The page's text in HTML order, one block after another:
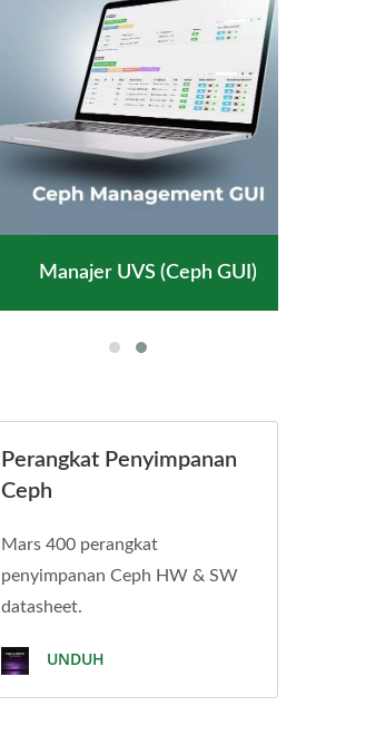
Manajer UVS (Ceph GUI)
Perangkat Penyimpanan
Ceph
Mars 400 perangkat
penyimpanan Ceph HW & SW
datasheet.
UNDUH